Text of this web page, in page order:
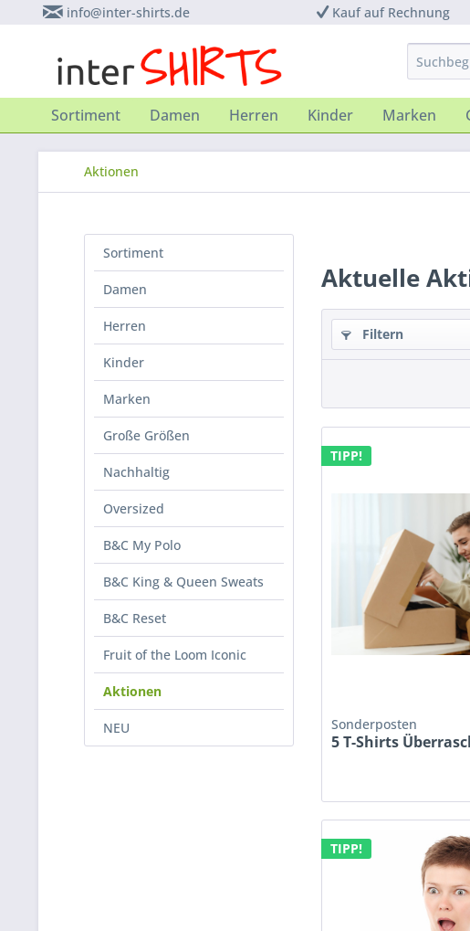
info@inter-shirts.de Kauf auf Rechnung
Sortiment Damen Herren Kinder Marken
Aktionen
Sortiment
Damen
Herren
Kinder
Marken
Große Größen
Nachhaltig
Oversized
B&C My Polo
B&C King & Queen Sweats
B&C Reset
Fruit of the Loom Iconic
Aktionen
NEU
Aktuelle
Filtern
TIPP!
Sonderposten
5 T-Shirts
TIPP!